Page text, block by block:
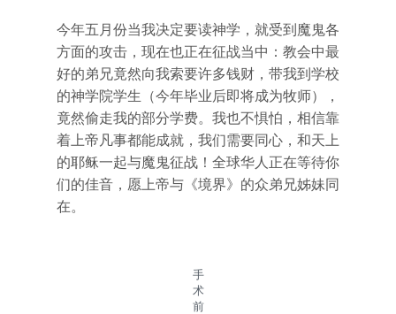
今年五月份当我决定要读神学，就受到魔鬼各
方面的攻击，现在也正在征战当中：教会中最
好的弟兄竟然向我索要许多钱财，带我到学校
的神学院学生（今年毕业后即将成为牧师），
竟然偷走我的部分学费。我也不惧怕，相信靠
着上帝凡事都能成就，我们需要同心，和天上
的耶稣一起与魔鬼征战！全球华人正在等待你
们的佳音，愿上帝与《境界》的众弟兄姊妹同
在。
手
术
前